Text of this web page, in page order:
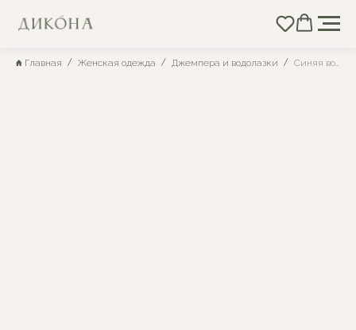
Главная Женская одежда Джемпера и водолазки Синяя водолазка вискозная в рубчик